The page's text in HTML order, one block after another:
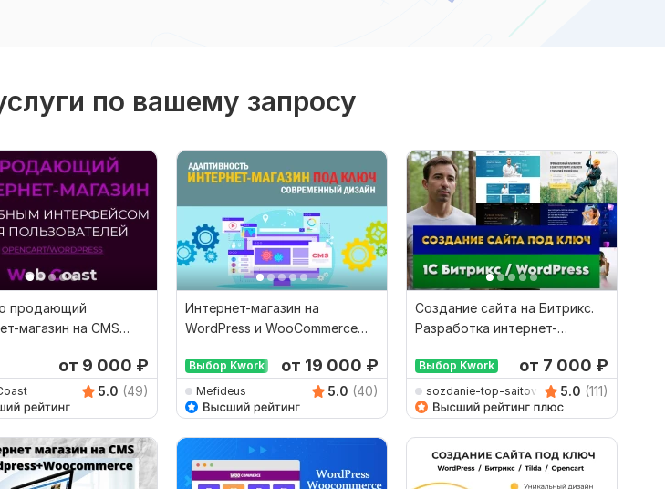
по вашему запросу
продающий
магазин на CMS
от 9 000 ₽
5.0 (49)
Интернет-магазин на
WordPress и WooCommerce
Выбор Kwork от 19 000 ₽
Mefideus 5.0 (40)
Создание сайта на Битрикс.
Разработка интернет-
Выбор Kwork от 7 000 ₽
sozdanie-top-saitov 5.0 (111)